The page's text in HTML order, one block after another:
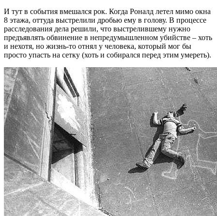
И тут в события вмешался рок. Когда Роналд летел мимо окна
8 этажа, оттуда выстрелили дробью ему в голову. В процессе
расследования дела решили, что выстрелившему нужно
предъявлять обвинение в непредумышленном убийстве – хоть
и нехотя, но жизнь-то отнял у человека, который мог бы
просто упасть на сетку (хоть и собирался перед этим умереть).